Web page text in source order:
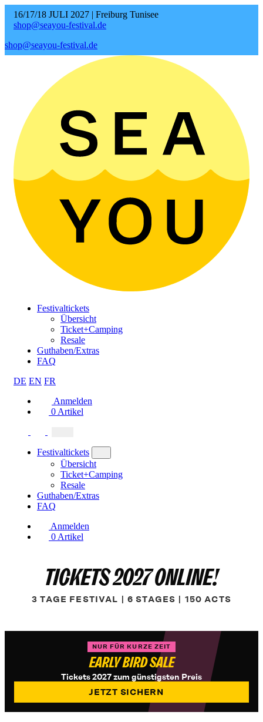
16/17/18 JULI 2027 | Freiburg Tunisee
shop@seayou-festival.de
shop@seayou-festival.de
Festivaltickets
Übersicht
Ticket+Camping
Resale
Guthaben/Extras
FAQ
DE EN FR
Anmelden
0 Artikel
Festivaltickets
Übersicht
Ticket+Camping
Resale
Guthaben/Extras
FAQ
Anmelden
0 Artikel
TICKETS 2027 ONLINE!
3 TAGE FESTIVAL | 6 STAGES | 150 ACTS
NUR FÜR KURZE ZEIT
EARLY BIRD SALE
Tickets 2027 zum günstigsten Preis
JETZT SICHERN